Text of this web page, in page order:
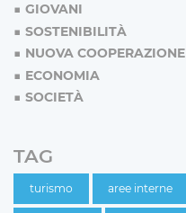
GIOVANI
SOSTENIBILITÀ
NUOVA COOPERAZIONE
ECONOMIA
SOCIETÀ
TAG
turismo aree interne